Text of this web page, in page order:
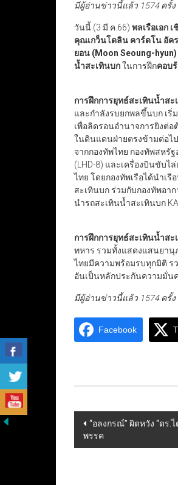
มีผู้อ่านข่าวนี้แล้ว 1574 ครั้ง
วันนี้ (3 มี.ค.66) พลเรือเอก
คุณเกว็นโดลิน คาร์ดโน อัค
ยอน (Moon Seoung-
น้ำสะเทินบกในการฝึกคอบ
การฝึกการยุทธ์สะเทินน้ำสะ
และกำลังรบยกพลขึ้นบก เริ่
เพื่อลิดรอนอำนาจการยิงต่
ในดินแดนฝ่ายตรงข้ามต่อไ
จากกองทัพไทย กองทัพสหรั
(LHD-8) และเครื่องบินขับไ
ไทย โดยกองทัพเรือได้นำเ
สะเทินบก ร่วมกับกองทัพอา
นำรถสะเทินน้ำสะเทินบก
การฝึกการยุทธ์สะเทินน้ำสะ
ทหาร รวมทั้งแสดงแสนยานุ
ไทยมีความพร้อมรบทุกมิติ ร
อันเป็นหลักประกันความมั่น
มีผู้อ่านข่าวนี้แล้ว 1574 ครั้ง
Facebook
Post
navigation
“อลงกรณ์” ผิดหวัง “ดร
พรรค